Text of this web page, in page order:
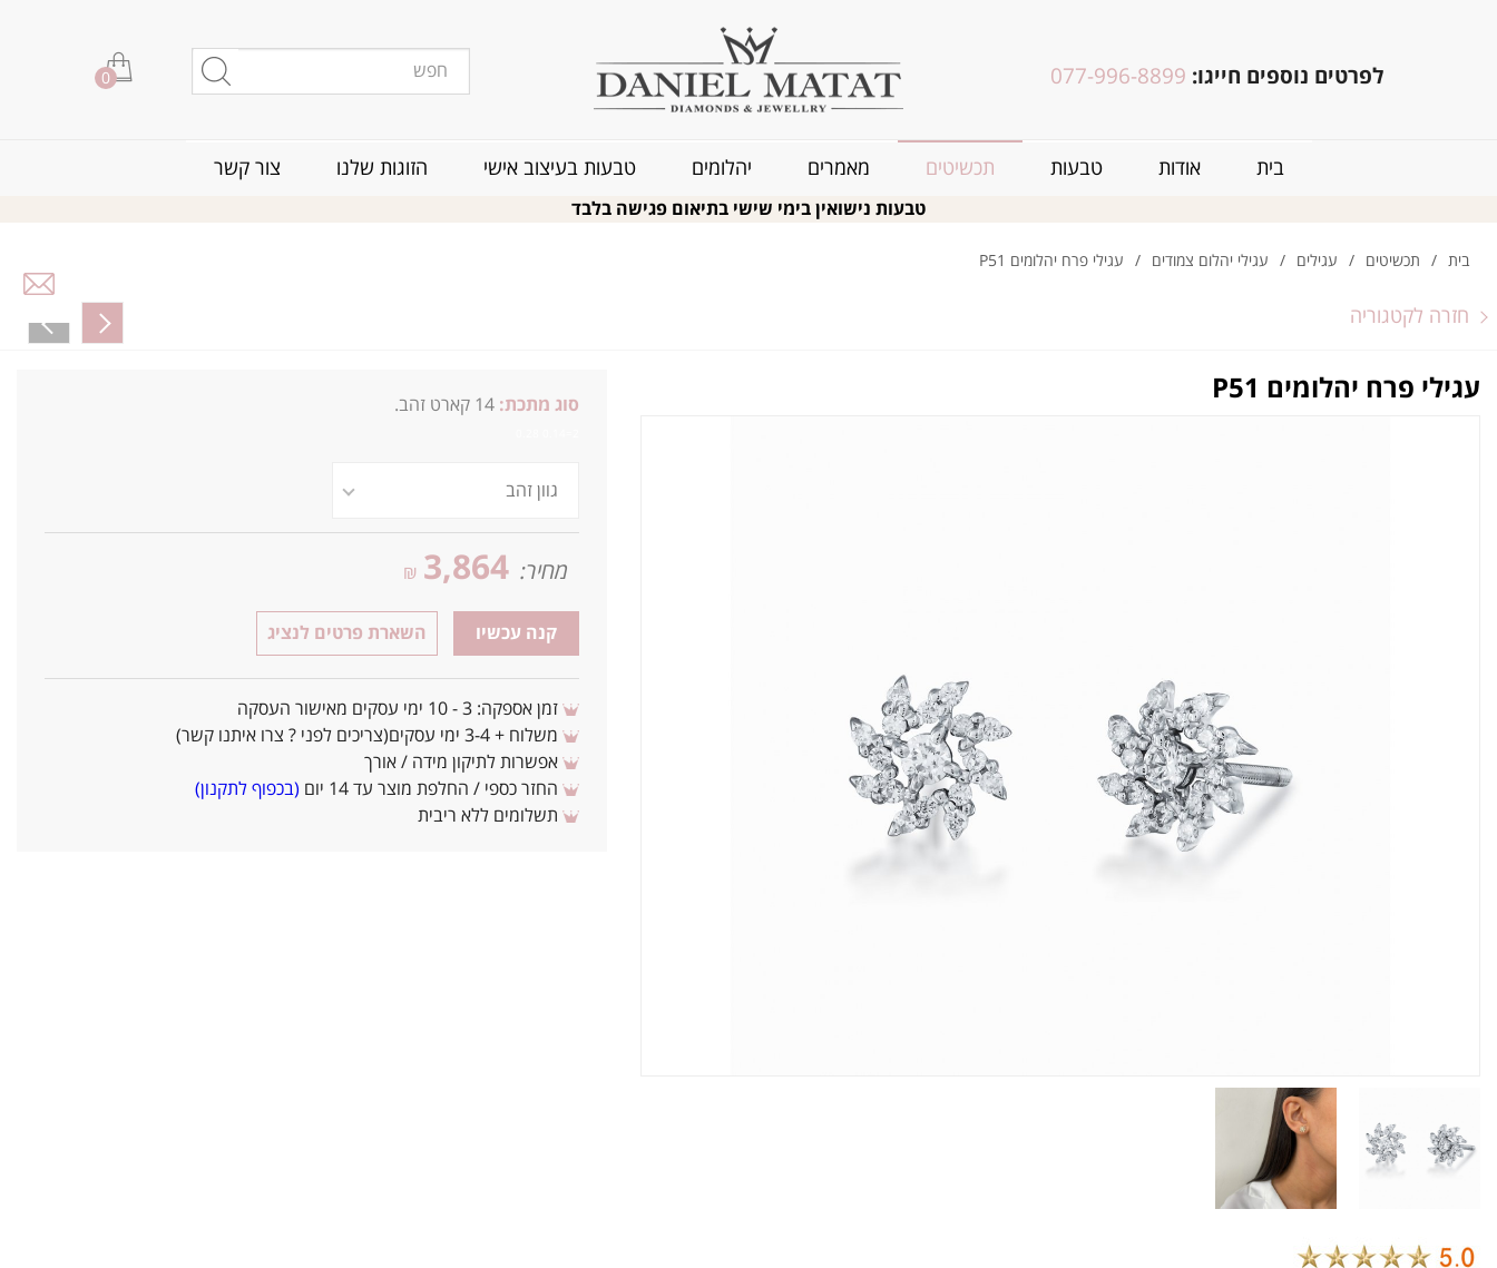
לפרטים נוספים חייגו: 077-996-8899
0
בית אודות טבעות תכשיטים מאמרים יהלומים טבעות בעיצוב אישי הזוגות שלנו צור קשר
טבעות נישואין בימי שישי בתיאום פגישה בלבד
בית / תכשיטים / עגילים / עגילי יהלום צמודים / עגילי פרח יהלומים P51
חזרה לקטגוריה
עגילי פרח יהלומים P51 סוג מתכת: 14 קארט זהב.
מחיר: 3,864
₪
קנה עכשיו השארת פרטים לנציג
זמן אספקה: 3 - 10 ימי עסקים מאישור העסקה
משלוח + 3-4 ימי עסקים(צריכים לפני ? צרו איתנו קשר)
אפשרות לתיקון מידה / אורך
החזר כספי / החלפת מוצר עד 14 יום
(בכפוף לתקנון)
תשלומים ללא ריבית